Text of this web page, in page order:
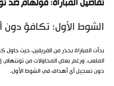
الشوط الأول: تكافؤ
بدأت المباراة بحذر من الفريقين، حيث
الملعب. ورغم بعض المحاولات من توتنهام،
دون تسجيل أي أهداف في الشوط الأول.